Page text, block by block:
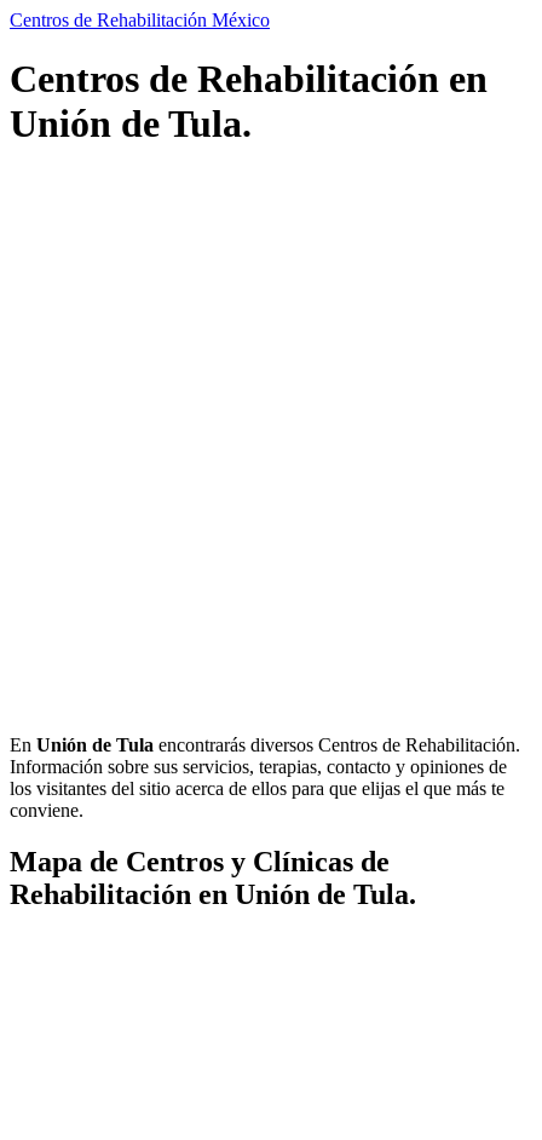
Centros de Rehabilitación México
Centros de Rehabilitación en
Unión de Tula.
En Unión de Tula encontrarás diversos Centros de Rehabilitación.
Información sobre sus servicios, terapias, contacto y opiniones de
los visitantes del sitio acerca de ellos para que elijas el que más te
conviene.
Mapa de Centros y Clínicas de
Rehabilitación en Unión de Tula.